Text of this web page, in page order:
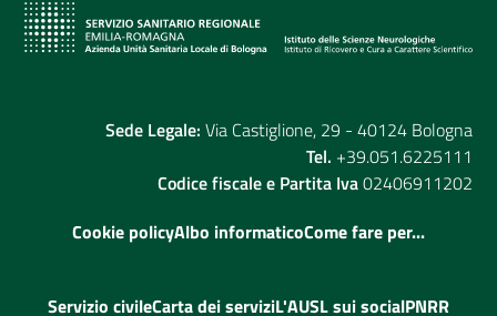
Sede Legale: Via Castiglione, 29 - 40124 Bologna
Tel. +39.051.6225111
Codice fiscale e Partita Iva02406911202
Cookie policyAlbo informaticoCome fare per...
Servizio civileCarta dei serviziL'AUSL sui socialPNRR